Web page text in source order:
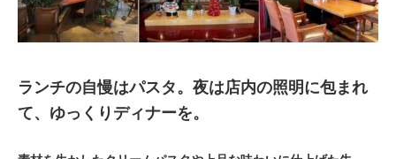
ランチの自慢はパスタ。夜は店内の照明に包まれ
て、ゆっくりディナーを。